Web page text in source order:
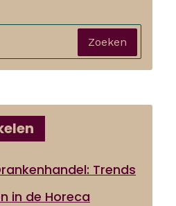
Zoeken
Trends
in de Horeca